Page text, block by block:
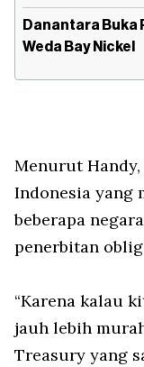
Danantara Buka
Weda Bay Nickel
Menurut
Indonesia yang
beberapa
penerbitan
“Karena kalau
jauh lebih
Treasury yang